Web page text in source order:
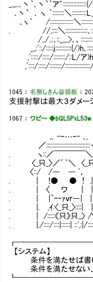
_,,,..､丶｀､丶`｀ア゛
､丶` ､ ヽ ｀::::::::＼
､ヽ｀ /::::::::::::::::＼
. //,::::＼
/../..:､::_,,,.>､、
_,,:ﾞ::/:::::j:::::::::::{/)h
,ﾞ:::::/:::::/::::::::/::L/ア
,ﾞ::::/:::::/::::::::/
1045 ： 名無しさん＠狐板 ：
支援射撃は最大３ダメー
1067 ： ワビー ◆bQL5PxL53w
. ,､ -‐…‐- ､,
／::::::::::::::::::::::::::::::
. ヽ::／￣￣￣￣＼〈
. 〈_只_〉／´｀＼ 〈_只
〈::/ /― ― '， ∨´ 支
. | !● ● ! .|
. | 〈 ワ | | | メイ
. | |`ｰ‐ｧｖｒ―| |
. |. ,ｲ:〈_只_〉::::|
. | /:::::《只》只,,〉
. |./::::/::::|::::::| ::',:|/::::
【システム】
条件を満たせば書い
条件を満たせない、